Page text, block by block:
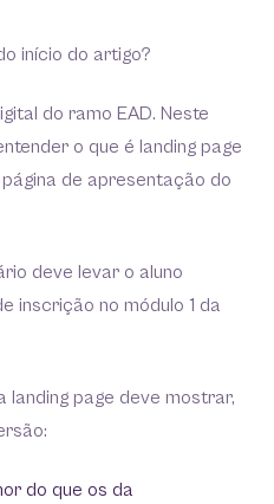
início do artigo?
do ramo EAD. Neste
o que é landing page
de apresentação do
deve levar o aluno
inscrição no módulo 1 da
landing page deve mostrar,
do que os da